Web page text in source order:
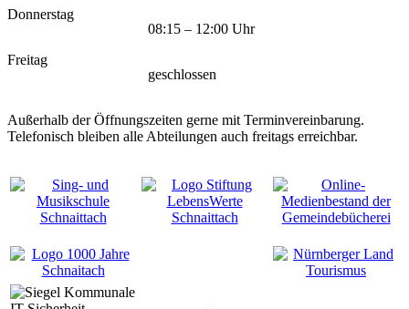
Donnerstag
08:15 – 12:00 Uhr
Freitag
geschlossen
Außerhalb der Öffnungszeiten gerne mit Terminvereinbarung.
Telefonisch bleiben alle Abteilungen auch freitags erreichbar.